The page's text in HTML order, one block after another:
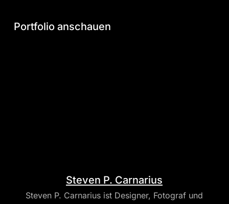
Portfolioanschauen
Steven P. Carnarius
Steven P. Carnarius ist Designer, Fotograf und